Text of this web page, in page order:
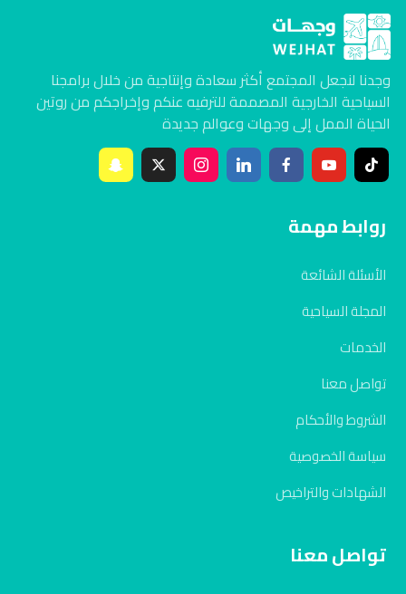
وجدنا لنجعل المجتمع أكثر سعادة وإنتاجية من خلال برامجنا
السياحية الخارجية المصممة للترفيه عنكم وإخراجكم من روتين
الحياة الممل إلى وجهات وعوالم جديدة
روابط مهمة
الأسئلة الشائعة
المجلة السياحية
الخدمات
تواصل معنا
الشروط والأحكام
سياسة الخصوصية
الشهادات والتراخيص
تواصل معنا